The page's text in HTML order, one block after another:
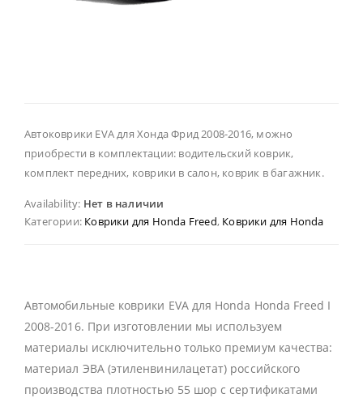
Автоковрики EVA для Хонда Фрид 2008-2016, можно
приобрести в комплектации: водительский коврик,
комплект передних, коврики в салон, коврик в багажник.
Availability: Нет в наличии
Категории: Коврики для Honda Freed, Коврики для Honda
Автомобильные коврики EVA для Honda Honda Freed I
2008-2016. При изготовлении мы используем
материалы исключительно только премиум качества:
материал ЭВА (этиленвинилацетат) российского
производства плотностью 55 шор с сертификатами